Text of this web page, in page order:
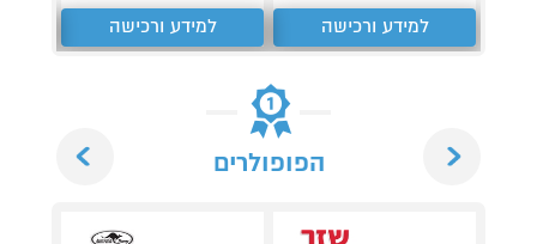
למידע ורכישה למידע ורכישה
הפופולרים